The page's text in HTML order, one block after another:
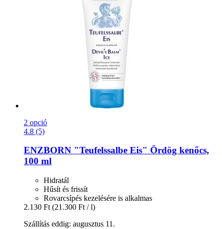
2 opció
4.8 (5)
ENZBORN "Teufelssalbe Eis" Ördög kenőcs,
100 ml
Hidratál
Hűsít és frissít
Rovarcsípés kezelésére is alkalmas
2.130 Ft (21.300 Ft / l)
Szállítás eddig: augusztus 11.